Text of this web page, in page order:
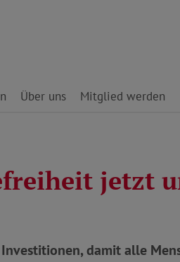
Über uns Mitglied werden
jetzt
damit alle